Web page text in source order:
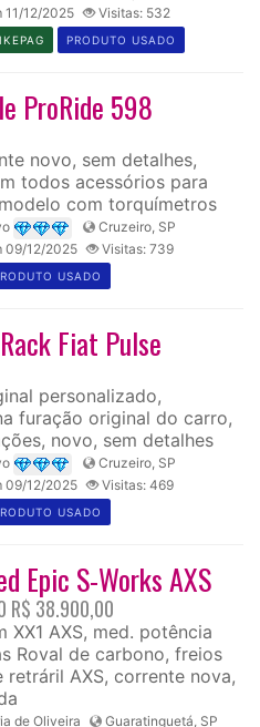
11/12/2025
Visitas: 532
PRODUTO USADO
ProRide 598
novo, sem detalhes,
todos acessórios para
com torquímetros
Cruzeiro, SP
09/12/2025
Visitas: 739
USADO
Fiat Pulse
personalizado,
furação original do carro,
novo, sem detalhes
Cruzeiro, SP
09/12/2025
Visitas: 469
USADO
Epic S-Works AXS
R$ 38.900,00
XX1 AXS, med. potência
Roval de carbono, freios
retráril AXS, corrente nova,
de Oliveira
Guaratinguetá, SP